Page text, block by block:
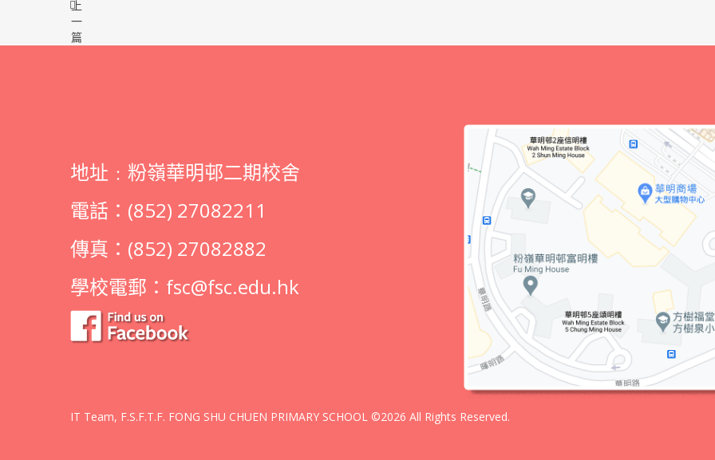
上
一
篇
地址﹕粉嶺華明邨二期校舍
電話：(852) 27082211
傳真：(852) 27082882
學校電郵： fsc@fsc.edu.hk
IT Team, F.S.F.T.F. FONG SHU CHUEN PRIMARY SCHOOL ©2026 All Rights Reserved.